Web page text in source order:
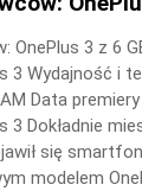
OnePlus 3 z 6
3 Wydajność i
Data
3 Dokładnie
się
modelem